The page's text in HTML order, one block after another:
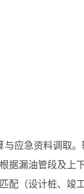
与应急资料调取
据漏油管段及上
配（设计桩、竣